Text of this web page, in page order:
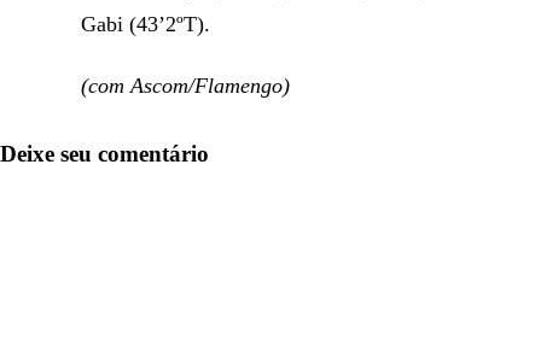
Gabi (43’2ºT).
(com Ascom/Flamengo)
Deixe seu comentário